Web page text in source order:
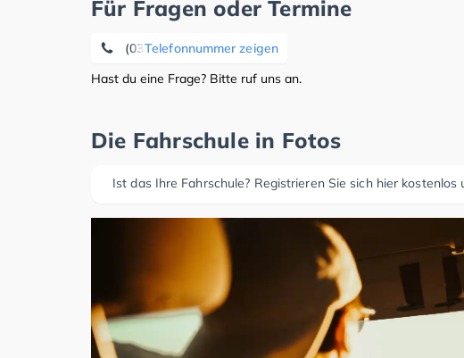
Für Fragen oder Termine
Telefonnummer zeigen
(039926) 33 66
Hast du eine Frage? Bitte ruf uns an.
Die Fahrschule in Fotos
Ist das Ihre Fahrschule? Registrieren Sie sich hier